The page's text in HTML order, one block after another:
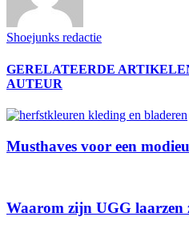
Shoejunks redactie
GERELATEERDE
AUTEUR
Musthaves voor een
Waarom zijn UGG laarzen